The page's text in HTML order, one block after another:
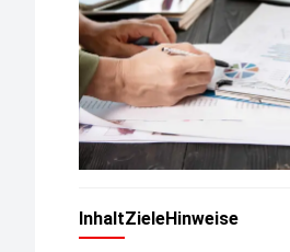
InhaltZieleHinweise